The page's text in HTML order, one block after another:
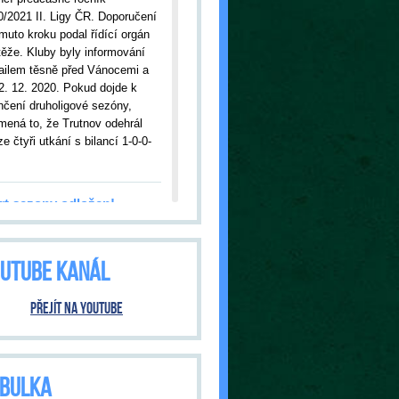
2021 II. Ligy ČR. Doporučení
kroku podal řídící orgán
Kluby byly informování
těsně před Vánocemi a
12. 2020. Pokud dojde k
druholigové sezóny,
to, že Trutnov odehrál
čtyři utkání s bilancí 1-0-0-
sezony odložen!
s Jabloncem nad Nisou.
sezóně až ve středu, 23.
hosty ze Dvora Králové.
bude pod přísnými
vlády ČR. O tom, jak
budeme informovat
KANÁL
Přejít na YouTube